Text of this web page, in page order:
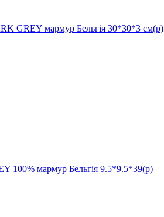
GREY мармур Бельгія 30*30*3 см(р)
мармур Бельгія 9.5*9.5*39(р)